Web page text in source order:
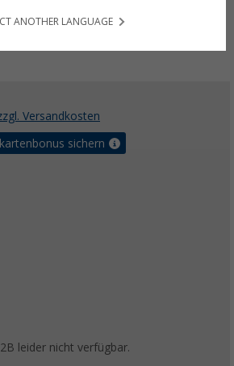
Versandkosten
sichern
leider nicht verfügbar.
ANOTHER LANGUAGE